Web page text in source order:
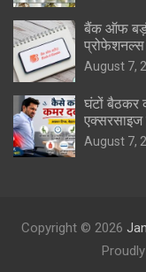
बैंक ऑफ
August 7,
घंटों बैठकर
एक्सरसाइज
August 7,
Copyright © 2026